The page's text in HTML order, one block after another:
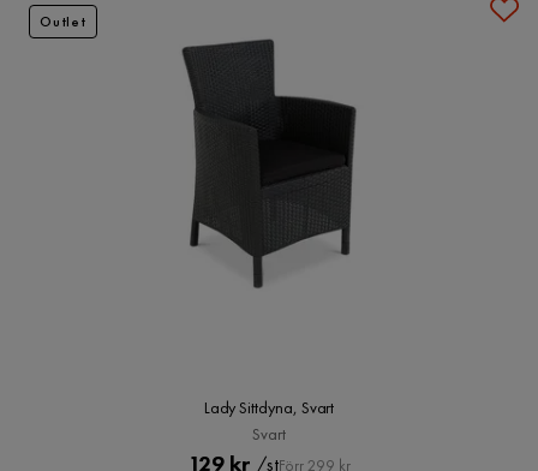
Lady Sittdyna, Svart
Svart
Pris
129 kr /stOriginal
Förr 299 kr
Outlet